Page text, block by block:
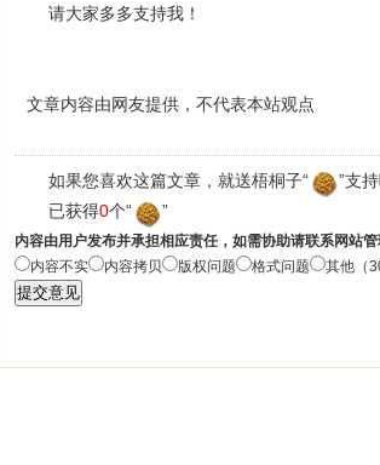
请大家多多支持我！
文章内容由网友提供，不代表本站观点
如果您喜欢这篇文章，就送梧桐子“
”支持
已获得0个“ ”
内容由用户发布并承担相应责任，如需协助请联系网站管
内容不实
内容拷贝 版权问题 格式问题 其他（